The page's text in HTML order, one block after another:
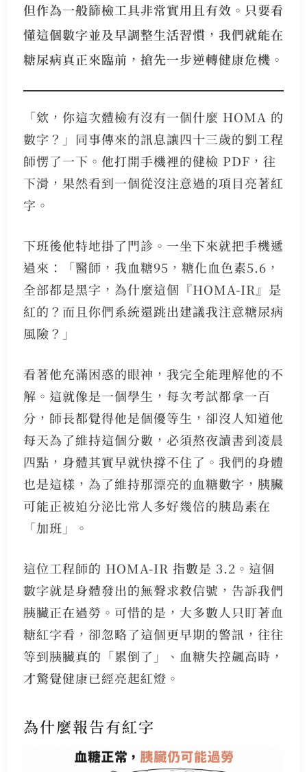
但作為一般篩檢工具非常實用且有效。只要看
懂這個數字並及早調整生活習慣，我們就能在
糖尿病真正來臨前，搶先一步逆轉健康危機。
「欸，你這次體檢有沒有一個什麼 HOMA 的
數字？」同事傳來的訊息讓四十三歲的劉工程
師愣了一下。他打開手機裡的健檢 PDF，往
下滑，果然看到一個從沒注意過的項目亮著紅
字。
下班後他特地掛了門診。一坐下來就把手機遞
過來：「醫師，我血糖95，糖化血色素5.6，
全部都是黑字，為什麼這個『HOMA-IR』是
紅的？而且你們系統還跳出建議我注意糖尿病
風險？」
看著他充滿困惑的眼神，我完全能理解他的不
解。這就像是一個學生，每次考試都拿一百
分，師長都覺得他是個優等生，卻沒人知道他
每天為了維持這個分數，必須熬夜讀書到凌晨
四點，身體其實早就快撐不住了。我們的身體
也是這樣，為了維持那漂亮的血糖數字，胰臟
可能正被迫分泌比常人多好幾倍的胰島素在
「加班」。
這位工程師的 HOMA-IR 指數是 3.2。這個
數字就是身體發出的無聲求救信號，告訴我們
胰臟正在過勞。可惜的是，大多數人只盯著血
糖紅字看，卻忽略了這個更早期的警訊，往往
等到胰臟真的「累倒了」、血糖失控飆高時，
才驚覺健康已經亮起紅燈。
為什麼報告有紅字